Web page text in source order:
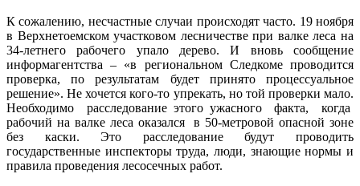
К сожалению, несчастные случаи происходят часто. 19 ноября
в Верхнетоемском участковом лесничестве при валке леса на
34-летнего рабочего упало дерево. И вновь сообщение
информагентства – «в региональном Следкоме проводится
проверка, по результатам будет принято процессуальное
решение». Не хочется кого-то упрекать, но той проверки мало.
Необходимо расследование этого ужасного факта, когда
рабочий на валке леса оказался в 50-метровой опасной зоне
без каски. Это расследование будут проводить
государственные инспекторы труда, люди, знающие нормы и
правила проведения лесосечных работ.